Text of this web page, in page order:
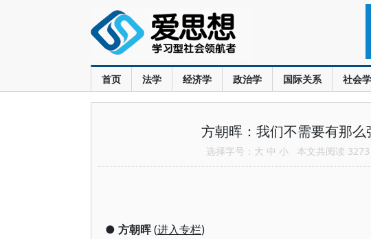
首页 法学 经济学 政治学 国际关系 社会学
方朝晖：我们不需要有那么
选择字号： 大 中 小 本文共阅读
● 方朝晖(进入专栏)